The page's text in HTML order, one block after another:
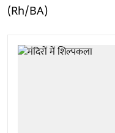
(Rh/BA)